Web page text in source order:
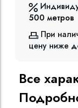
500 метров
При
цену ниже
Все